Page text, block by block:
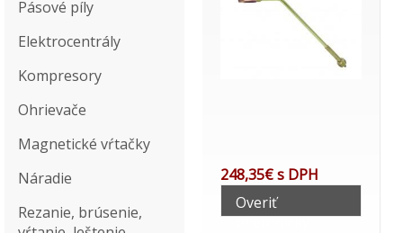
Pásové píly
Elektrocentrály
Kompresory
Ohrievače
Magnetické vŕtačky
Náradie
Rezanie, brúsenie,
248,35€ s DPH
Overiť
telefonicky